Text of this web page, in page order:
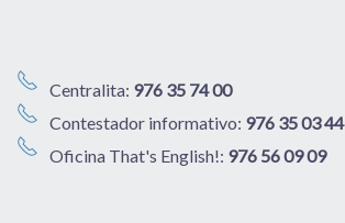
Centralita: 976 35 74 00
Contestador informativo: 976 35 03 44
Oficina That's English!: 976 56 09 09